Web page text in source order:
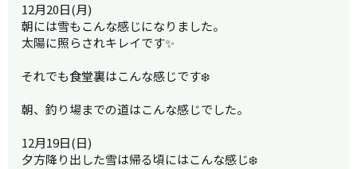
12月20日(月)
朝には雪もこんな感じになりました。
太陽に照らされキレイです✨
それでも食堂裏はこんな感じです❄️
朝、釣り場までの道はこんな感じでした。
12月19日(日)
夕方降り出した雪は帰る頃にはこんな感じ❄️